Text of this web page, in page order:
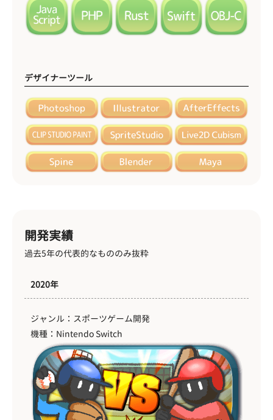
デザイナーツール
開発実績
過去5年の代表的なもののみ抜粋
2020年
ジャンル：スポーツゲーム開発
機種：Nintendo Switch